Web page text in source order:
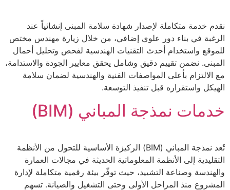
نقدم خدمة متكاملة لإصدار شهادة سلامة المبنى إنشائياً عند
الرغبة في بناء دور علوي إضافي، من خلال زيارة مهندس مختص
للموقع واستخدام أحدث التقنيات الهندسية لفحص وتحليل أحمال
المبنى. نضمن تقييم دقيق وشامل يحقق معايير الجودة والاستدامة،
مع الالتزام بأعلى المواصفات الفنية والهندسية لضمان سلامة
الهيكل واستقراره قبل تنفيذ التوسعة.
خدمات نمذجة المباني (BIM)
تُعد نمذجة المباني (BIM) الركيزة الأساسية للتحول من الأنظمة
التقليدية إلى الأنظمة المعلوماتية الحديثة في مجالات العمارة
والهندسة وصناعة التشييد، حيث توفّر بيئة رقمية متكاملة لإدارة
المشروع منذ المراحل الأولى وحتى التشغيل والصيانة. تسهم